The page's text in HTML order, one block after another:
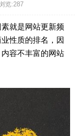
览:287
就是网站更新频
性质的排名，因
容不丰富的网站